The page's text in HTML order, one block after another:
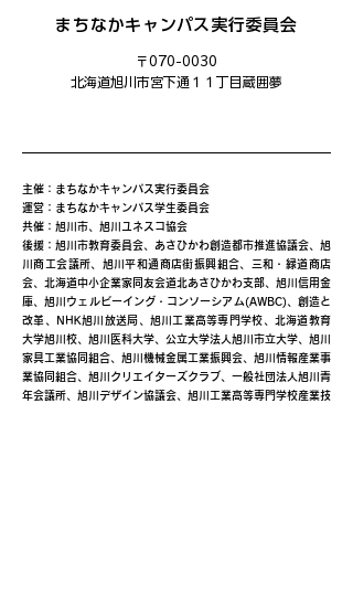
まちなかキャンパス実行委員会
〒070-0030
​北海道旭川市宮下通１１丁目蔵囲夢
主催：まちなかキャンパス実行委員会
運営：まちなかキャンパス学生委員会
共催：旭川市、旭川ユネスコ協会
後援：旭川市教育委員会、あさひかわ創造都市推進協議会、旭
川商工会議所、旭川平和通商店街振興組合、三和・緑道商店
会、北海道中小企業家同友会道北あさひかわ支部、旭川信用金
庫、旭川ウェルビーイング・コンソーシアム(AWBC)、創造と
改革、NHK旭川放送局、旭川工業高等専門学校、北海道教育
大学旭川校、旭川医科大学、公立大学法人旭川市立大学、旭川
家具工業協同組合、旭川機械金属工業振興会、旭川情報産業事
業協同組合、旭川クリエイターズクラブ、一般社団法人旭川青
年会議所、旭川デザイン協議会、旭川工業高等専門学校産業技